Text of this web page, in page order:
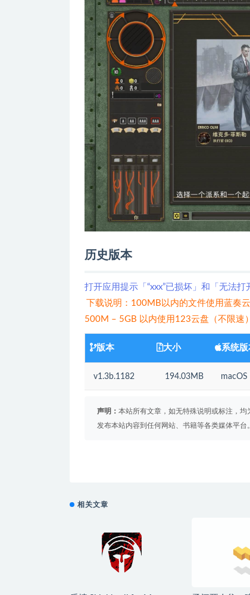
历史版本
打开应用提示「“xxx”已损坏」和「无法打
下载说明：100MB以内的文件使用蓝奏
500M – 5GB 以内使用123云盘（不限速
版本 大小 系统版
v1.3b.1182 194.03MB
声明： 本站所有文章，如无特殊说明或标注，均
发布本站内容到任何网站、书籍等各类媒体平
相关文章